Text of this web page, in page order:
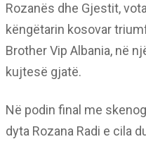
Rozanës dhe Gjestit,
këngëtarin kosovar
Brother Vip Albania, në
kujtesë gjatë.
Në podin final me
dyta Rozana Radi e cila